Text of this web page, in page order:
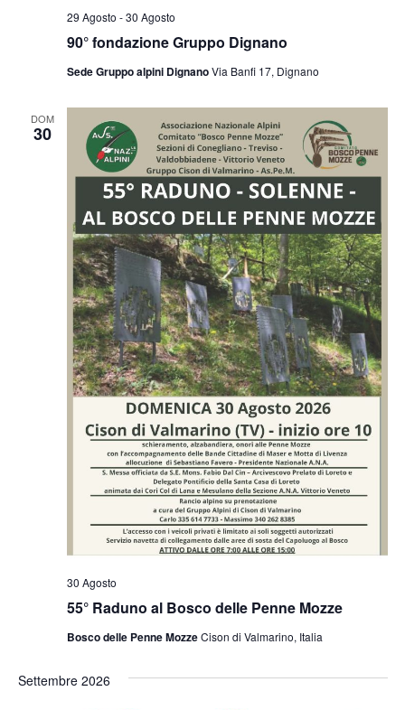
90° fondazione Gruppo Dignano
29 Agosto -30 Agosto
Sede Gruppo alpini DignanoVia Banfi 17, Dignano
DOM
30
55° Raduno al Bosco delle Penne Mozze
30 Agosto
Bosco delle Penne MozzeCison di Valmarino, Italia
Settembre 2026